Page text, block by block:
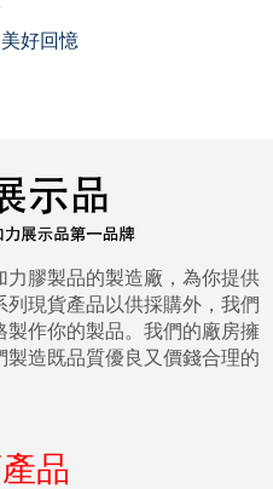
好回憶
膠製品的製造廠，為你提供
現貨產品以供採購外，我們
作你的製品。我們的廠房擁
造既品質優良又價錢合理的
品